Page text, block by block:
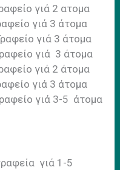
γιά 2 ατομα
γιά 3 άτομα
γιά 3 άτομα
γιά 3 άτομα
γιά 2 άτομα
γιά 3 άτομα
γιά 3-5 άτομα
γιά 1-5